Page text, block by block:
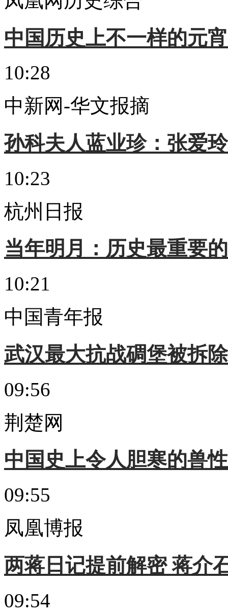
中国历史上不一样的元
10:28
中新网-华文报摘
孙科夫人蓝业珍：张爱
10:23
杭州日报
当年明月：历史最重要
10:21
中国青年报
武汉最大抗战碉堡被拆
09:56
荆楚网
中国史上令人胆寒的兽
09:55
凤凰博报
两蒋日记提前解密 蒋介
09:54